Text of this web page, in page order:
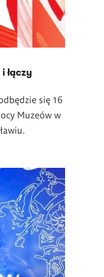
łączy
się 16
Muzeów w